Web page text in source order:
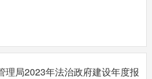
理局2023年法治政府建设年度报